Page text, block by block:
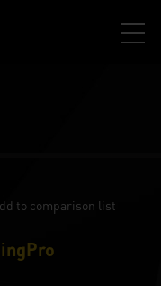
to comparison list